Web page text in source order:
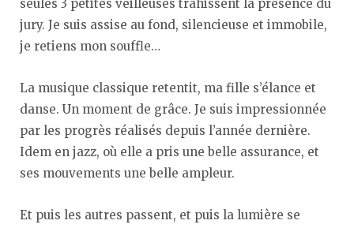
seules 3 petites veilleuses trahissent la présence du
jury. Je suis assise au fond, silencieuse et immobile,
je retiens mon souffle…
La musique classique retentit, ma fille s’élance et
danse. Un moment de grâce. Je suis impressionnée
par les progrès réalisés depuis l’année dernière.
Idem en jazz, où elle a pris une belle assurance, et
ses mouvements une belle ampleur.
Et puis les autres passent, et puis la lumière se